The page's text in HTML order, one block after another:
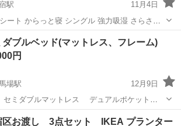
駅
11月4日
湿気取り 寝具 布団用 ブルー 2021年
www.ama...
東新宿駅 寝具 除湿
ダブルベッド(マットレス、フレーム)
円
場駅
12月9日
ミダブルマットレス デュアルポケット
なし) 【状 態】 使用期間は約3
ームセットで8万円ほどで購入。 マットレ
田馬場駅 寝具 フレーム
区お渡し 3点セット IKEA プランター